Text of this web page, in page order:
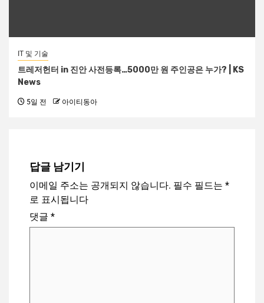
IT 및 기술
트레저헌터 in 진안 사전등록…5000만 원 주인공은 누가? | KS
News
5일 전 아이티동아
답글 남기기
이메일 주소는 공개되지 않습니다. 필수 필드는 *
로 표시됩니다
댓글 *